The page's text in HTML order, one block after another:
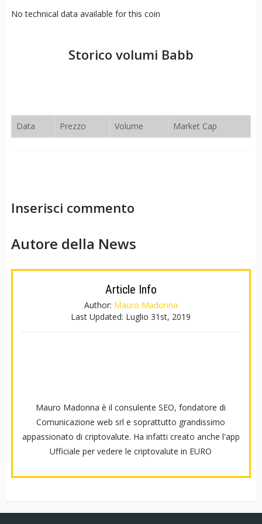
No technical data available for this coin
Storico volumi Babb
Data Prezzo Volume Market Cap
Inserisci commento
Autore della News
Article Info
Author: Mauro Madonna
Last Updated: Luglio 31st, 2019
Mauro Madonna è il consulente SEO, fondatore di
Comunicazione web srl e soprattutto grandissimo
appassionato di criptovalute. Ha infatti creato anche l'app
Ufficiale per vedere le criptovalute in EURO